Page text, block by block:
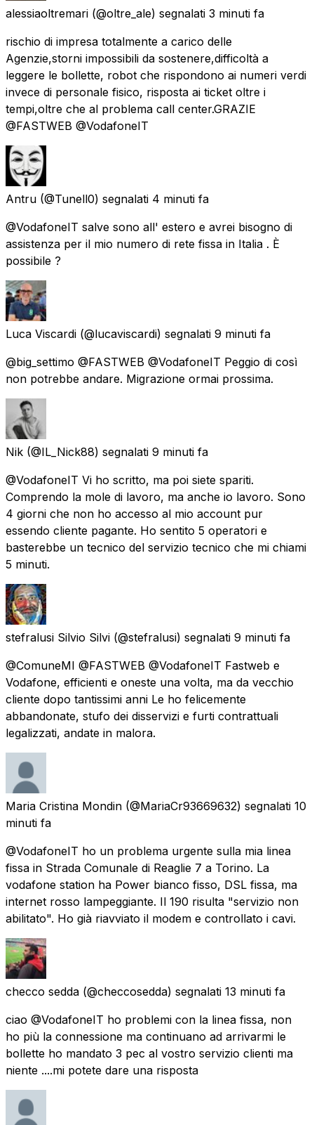
alessiaoltremari (@oltre_ale) segnalati 3 minuti fa
rischio di impresa totalmente a carico delle
Agenzie,storni impossibili da sostenere,difficoltà a
leggere le bollette, robot che rispondono ai numeri verdi
invece di personale fisico, risposta ai ticket oltre i
tempi,oltre che al problema call center.GRAZIE
@FASTWEB @VodafoneIT
Antru (@Tunell0) segnalati 4 minuti fa
@VodafoneIT salve sono all' estero e avrei bisogno di
assistenza per il mio numero di rete fissa in Italia . È
possibile ?
Luca Viscardi (@lucaviscardi) segnalati 9 minuti fa
@big_settimo @FASTWEB @VodafoneIT Peggio di così
non potrebbe andare. Migrazione ormai prossima.
Nik (@IL_Nick88) segnalati 9 minuti fa
@VodafoneIT Vi ho scritto, ma poi siete spariti.
Comprendo la mole di lavoro, ma anche io lavoro. Sono
4 giorni che non ho accesso al mio account pur
essendo cliente pagante. Ho sentito 5 operatori e
basterebbe un tecnico del servizio tecnico che mi chiami
5 minuti.
stefralusi Silvio Silvi (@stefralusi) segnalati 9 minuti fa
@ComuneMI @FASTWEB @VodafoneIT Fastweb e
Vodafone, efficienti e oneste una volta, ma da vecchio
cliente dopo tantissimi anni Le ho felicemente
abbandonate, stufo dei disservizi e furti contrattuali
legalizzati, andate in malora.
Maria Cristina Mondin (@MariaCr93669632) segnalati 10
minuti fa
@VodafoneIT ho un problema urgente sulla mia linea
fissa in Strada Comunale di Reaglie 7 a Torino. La
vodafone station ha Power bianco fisso, DSL fissa, ma
internet rosso lampeggiante. Il 190 risulta "servizio non
abilitato". Ho già riavviato il modem e controllato i cavi.
checco sedda (@checcosedda) segnalati 13 minuti fa
ciao @VodafoneIT ho problemi con la linea fissa, non
ho più la connessione ma continuano ad arrivarmi le
bollette ho mandato 3 pec al vostro servizio clienti ma
niente ....mi potete dare una risposta